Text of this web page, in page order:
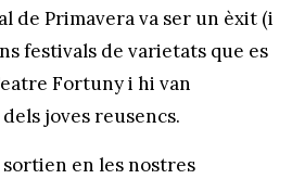
de Primavera va ser un èxit (i
festivals de varietats que es
Fortuny i hi van
joves reusencs.
en les nostres